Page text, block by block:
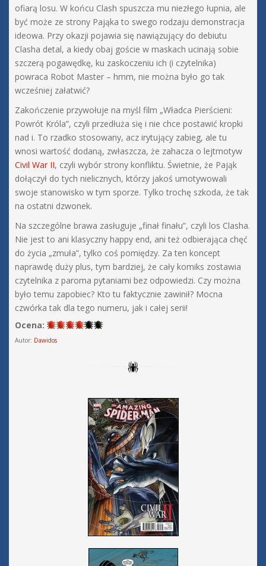
ofiarą losu. W końcu Clash spuszcza mu niezłego łupnia, ale
być może ze strony Pająka to swego rodzaju demonstracja
ideowa. Przy okazji pojawia się nawiązujący do debiutu
Clasha detal, a kiedy obaj goście w maskach ucinają sobie
szczerą pogawędkę, ku zaskoczeniu ich (i czytelnika)
powraca Robot Master – hmm, nie można było go tak
wcześniej załatwić?
Zakończenie przywołuje na myśl film „Władca Pierścieni:
Powrót Króla”, czyli przedłuża się i nie chce postawić kropki
nad i. To rzadko stosowany, acz irytujący zabieg, ale tu
wnosi wartość dodaną, zwłaszcza, że zahacza o lejtmotyw
Civil War II, czyli wybór strony konfliktu. Świetnie, że Pająk
dołączył do tych nielicznych, którzy jakoś umotywowali
swoje stanowisko w tym sporze. Tylko trochę szkoda, że tak
na ostatni dzwonek.
Na szczególne brawa zasługuje „finał finału”, czyli los Clasha.
Nie jest to ani klasyczny happy end, ani też odbierająca chęć
do życia „zmuła”, tylko coś pomiędzy. Za ten koncept
naprawdę duży plus, tym bardziej, że cały komiks zostawia
czytelnika z paroma pytaniami bez odpowiedzi. Czy można
było temu zapobiec? Kto tu faktycznie zawinił? Mocna
czwórka tak dla tego numeru, jak i całej serii!
Ocena:
Autor: Dawidos